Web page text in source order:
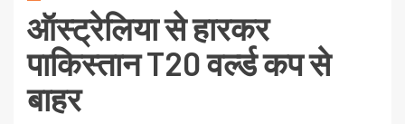
ऑस्ट्रेलिया से हारकर
पाकिस्तान T20 वर्ल्ड कप से
बाहर